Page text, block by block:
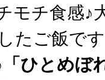
モチ食感♪
たご飯で
「ひとめぼ